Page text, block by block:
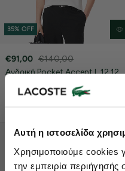
Αυτή η ιστοσελίδα
Χρησιμοποιούμε cookies
την εμπειρία
35% OFF
€91,00 €140,00
Ανδρική Pocket Accent L.12.12
Polo Μπλούζα Classic Fit
Lacoste Essentials
σας αγορά.